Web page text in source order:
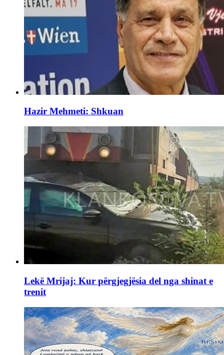
Hazir Mehmeti: Shkuan
Lekë Mrijaj: Kur përgjegjësia del nga shinat e
trenit